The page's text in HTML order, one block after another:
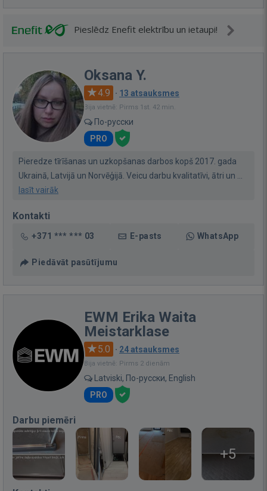
Pieslēdz Enefit elektrību un ietaupi!
Oksana Y.
4.9 · 13 atsauksmes
Bija vietnē: Pirms 1st. 42 min.
По-русски
PRO
Pieredze tīrīšanas un uzkopšanas darbos kopš 2017. gada
Ukrainā, Latvijā un Norvēģijā. Veicu darbu kvalitatīvi, ātri un ...
lasīt vairāk
Kontakti
+371 *** *** 03 E-pasts WhatsApp
Piedāvāt pasūtījumu
EWM Erika Waita
Meistarklase
5.0 · 24 atsauksmes
Bija vietnē: Pirms 2 dienām
Latviski, По-русски, English
PRO
Darbu piemēri
+5